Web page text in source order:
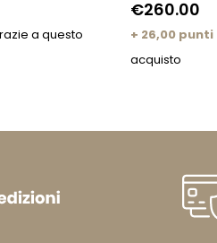
a questo
€260.00
+ 26,00
acquisto